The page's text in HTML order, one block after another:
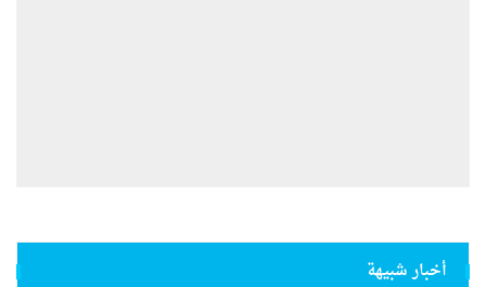
أخبار شبيهة